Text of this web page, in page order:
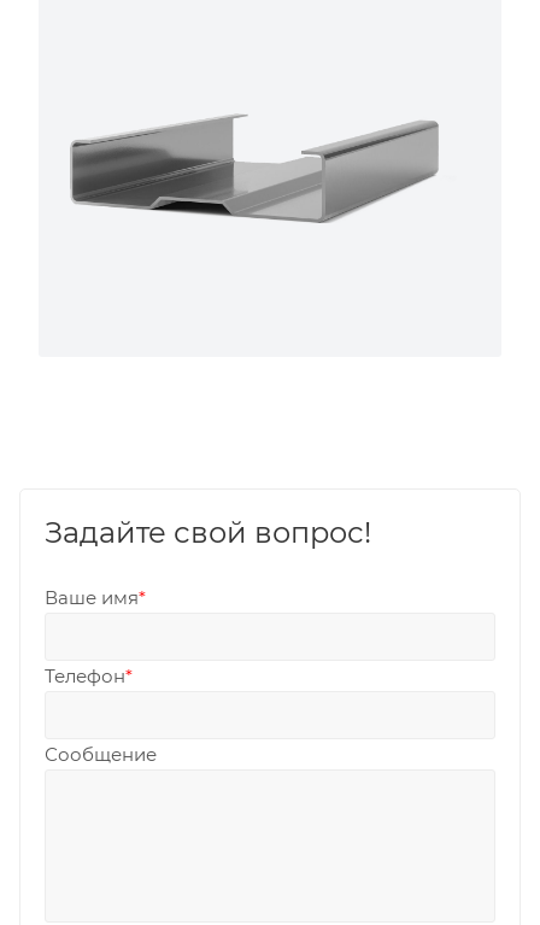
Задайте свой вопрос!
Ваше имя*
Телефон*
Сообщение